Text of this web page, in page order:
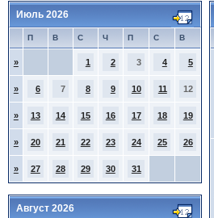
Июль 2026
П В С Ч П С В
» 1 2 3 4 5
» 6 7 8 9 10 11 12
» 13 14 15 16 17 18 19
» 20 21 22 23 24 25 26
» 27 28 29 30 31
Август 2026